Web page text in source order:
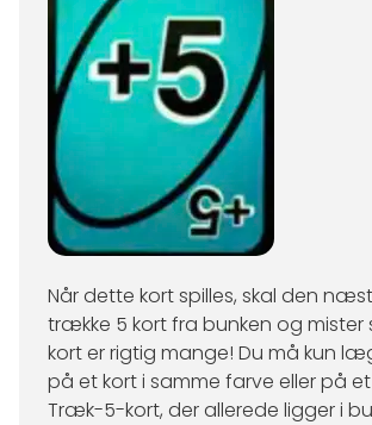
Når dette kort spilles, skal den
trække 5 kort fra bunken og mister
kort er rigtig mange! Du må kun
på et kort i samme farve eller på
Træk-5-kort, der allerede ligger i